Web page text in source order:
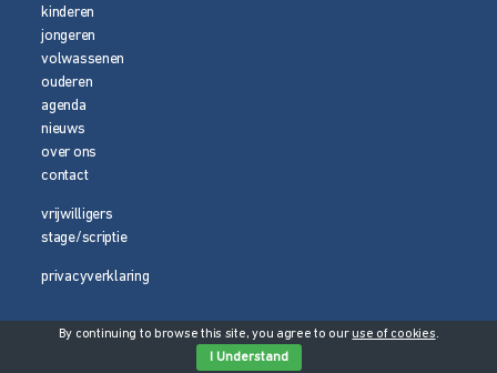
kinderen
jongeren
volwassenen
ouderen
agenda
nieuws
over ons
contact
vrijwilligers
stage/scriptie
privacyverklaring
© 2026 Media Magneet
By continuing to browse this site, you agree to our use of cookies.
I Understand